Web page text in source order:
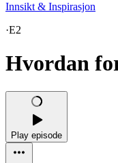
Innsikt & Inspirasjon
·E2
Hvordan
Play episode